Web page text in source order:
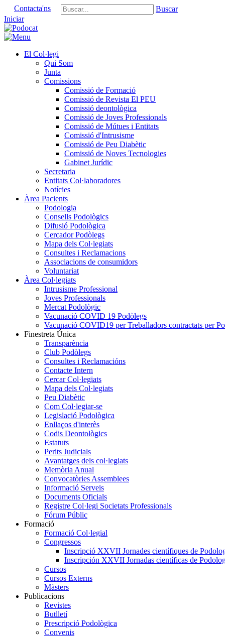
Contacta'ns
Buscar
Iniciar
El Col·legi
Qui Som
Junta
Comissions
Comissió de Formació
Comissió de Revista El PEU
Comissió deontològica
Comissió de Joves Professionals
Comissió de Mútues i Entitats
Comissió d'Intrusisme
Comissió de Peu Diabètic
Comissió de Noves Tecnologies
Gabinet Jurídic
Secretaria
Entitats Col·laboradores
Notícies
Àrea Pacients
Podologia
Consells Podològics
Difusió Podològica
Cercador Podòlegs
Mapa dels Col·legiats
Consultes i Reclamacions
Associacions de consumidors
Voluntariat
Àrea Col·legiats
Intrusisme Professional
Joves Professionals
Mercat Podològic
Vacunació COVID 19 Podòlegs
Vacunació COVID19 per Treballadors contractats per
Finestreta Única
Transparència
Club Podòlegs
Consultes i Reclamacións
Contacte Intern
Cercar Col·legiats
Mapa dels Col·legiats
Peu Diabètic
Com Col·legiar-se
Legislació Podològica
Enllaços d'interès
Codis Deontològics
Estatuts
Perits Judicials
Avantatges dels col·legiats
Memòria Anual
Convocatòries Assemblees
Informació Serveis
Documents Oficials
Registre Col·legi Societats Professionals
Fórum Públic
Formació
Formació Col·legial
Congressos
Inscripció XXVII Jornades científiques de
Inscripción XXVII Jornadas científicas de
Cursos
Cursos Externs
Màsters
Publicacions
Revistes
Butlletí
Prescripció Podològica
Convenis